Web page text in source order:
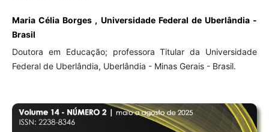
Maria Célia Borges , Universidade Federal de Uberlândia -
Brasil
Doutora em Educação; professora Titular da Universidade
Federal de Uberlândia, Uberlândia - Minas Gerais - Brasil.